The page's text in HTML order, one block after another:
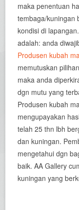
maka penentuan
tembaga/kuningan
kondisi di
adalah: anda
Produsen kubah
memutuskan
maka anda
dgn mutu yang
Produsen kubah
mengupayakan
telah 25 thn lbh
dan kuningan.
mengetahui dgn
baik. AA Gallery
kuningan yang